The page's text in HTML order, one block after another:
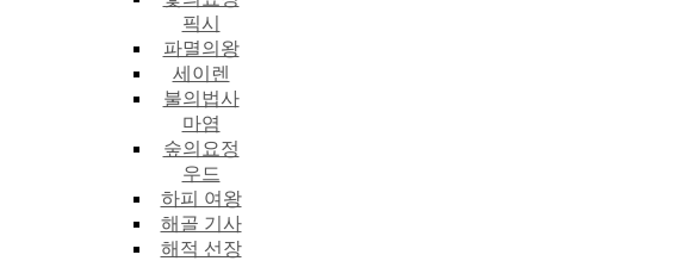
픽시
파멸의왕
세이렌
불의법사
마염
숲의요정
우드
하피 여왕
해골 기사
해적 선장